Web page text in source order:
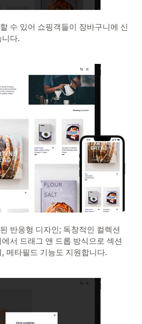
수 있어 쇼핑객들이 장바구니에 신
다.
반응형 디자인; 독창적인 컬렉션
서 드래그 앤 드롭 방식으로 섹션
메타필드 기능도 지원합니다.